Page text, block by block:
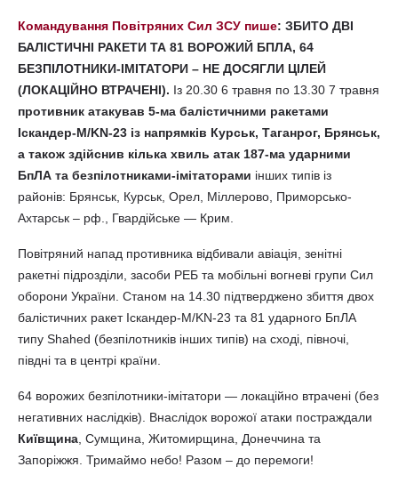
Командування Повітряних Сил ЗСУ пише: ЗБИТО ДВІ
БАЛІСТИЧНІ РАКЕТИ ТА 81 ВОРОЖИЙ БПЛА, 64
БЕЗПІЛОТНИКИ-ІМІТАТОРИ – НЕ ДОСЯГЛИ ЦІЛЕЙ
(ЛОКАЦІЙНО ВТРАЧЕНІ). Із 20.30 6 травня по 13.30 7 травня
противник атакував 5-ма балістичними ракетами
Іскандер-М/KN-23 із напрямків Курськ, Таганрог, Брянськ,
а також здійснив кілька хвиль атак 187-ма ударними
БпЛА та безпілотниками-імітаторами інших типів із
районів: Брянськ, Курськ, Орел, Міллерово, Приморсько-
Ахтарськ – рф., Гвардійське — Крим.
Повітряний напад противника відбивали авіація, зенітні
ракетні підрозділи, засоби РЕБ та мобільні вогневі групи Сил
оборони України. Станом на 14.30 підтверджено збиття двох
балістичних ракет Іскандер-М/KN-23 та 81 ударного БпЛА
типу Shahed (безпілотників інших типів) на сході, півночі,
півдні та в центрі країни.
64 ворожих безпілотники-імітатори — локаційно втрачені (без
негативних наслідків). Внаслідок ворожої атаки постраждали
Київщина , Сумщина, Житомирщина, Донеччина та
Запоріжжя. Тримаймо небо! Разом – до перемоги!